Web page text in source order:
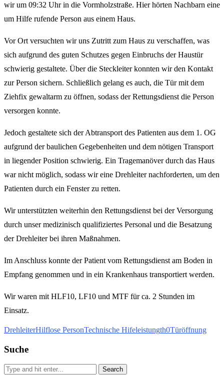
wir um 09:32 Uhr in die Vormholzstraße. Hier hörten Nachbarn eine
um Hilfe rufende Person aus einem Haus.
Vor Ort versuchten wir uns Zutritt zum Haus zu verschaffen, was
sich aufgrund des guten Schutzes gegen Einbruchs der Haustür
schwierig gestaltete. Über die Steckleiter konnten wir den Kontakt
zur Person sichern. Schließlich gelang es auch, die Tür mit dem
Ziehfix gewaltarm zu öffnen, sodass der Rettungsdienst die Person
versorgen konnte.
Jedoch gestaltete sich der Abtransport des Patienten aus dem 1. OG
aufgrund der baulichen Gegebenheiten und dem nötigen Transport
in liegender Position schwierig. Ein Tragemanöver durch das Haus
war nicht möglich, sodass wir eine Drehleiter nachforderten, um den
Patienten durch ein Fenster zu retten.
Wir unterstützten weiterhin den Rettungsdienst bei der Versorgung
durch unser medizinisch qualifiziertes Personal und die Besatzung
der Drehleiter bei ihren Maßnahmen.
Im Anschluss konnte der Patient vom Rettungsdienst am Boden in
Empfang genommen und in ein Krankenhaus transportiert werden.
Wir waren mit HLF10, LF10 und MTF für ca. 2 Stunden im
Einsatz.
DrehleiterHilflose PersonTechnische Hifeleistungth0Türöffnung
Suche
Search